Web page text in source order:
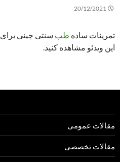
20/12/2021
تمرینات ساده طب سنتی چینی برای
این ویدئو مشاهده کنید.
مقالات عمومی
مقالات تخصصی